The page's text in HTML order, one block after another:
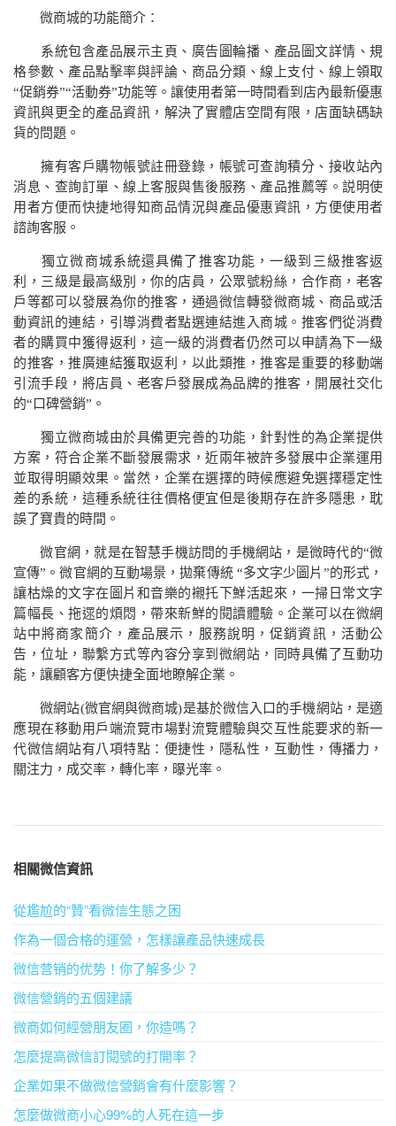
微商城的功能簡介：
系統包含產品展示主頁、廣告圖輪播、產品圖文詳情、規
格參數、產品點擊率與評論、商品分類、線上支付、線上領取
“促銷券”“活動券”功能等。讓使用者第一時間看到店內最新優惠
資訊與更全的產品資訊，解決了實體店空間有限，店面缺碼缺
貨的問題。
擁有客戶購物帳號註冊登錄，帳號可查詢積分、接收站內
消息、查詢訂單、線上客服與售後服務、產品推薦等。説明使
用者方便而快捷地得知商品情況與產品優惠資訊，方便使用者
諮詢客服。
獨立微商城系統還具備了推客功能，一級到三級推客返
利，三級是最高級別，你的店員，公眾號粉絲，合作商，老客
戶等都可以發展為你的推客，通過微信轉發微商城、商品或活
動資訊的連結，引導消費者點選連結進入商城。推客們從消費
者的購買中獲得返利，這一級的消費者仍然可以申請為下一級
的推客，推廣連結獲取返利，以此類推，推客是重要的移動端
引流手段，將店員、老客戶發展成為品牌的推客，開展社交化
的“口碑營銷”。
獨立微商城由於具備更完善的功能，針對性的為企業提供
方案，符合企業不斷發展需求，近兩年被許多發展中企業運用
並取得明顯效果。當然，企業在選擇的時候應避免選擇穩定性
差的系統，這種系統往往價格便宜但是後期存在許多隱患，耽
誤了寶貴的時間。
微官網，就是在智慧手機訪問的手機網站，是微時代的“微
宣傳”。微官網的互動場景，拋棄傳統 “多文字少圖片”的形式，
讓枯燥的文字在圖片和音樂的襯托下鮮活起來，一掃日常文字
篇幅長、拖遝的煩悶，帶來新鮮的閱讀體驗。企業可以在微網
站中將商家簡介，產品展示，服務說明，促銷資訊，活動公
告，位址，聯繫方式等內容分享到微網站，同時具備了互動功
能，讓顧客方便快捷全面地瞭解企業。
微網站(微官網與微商城)是基於微信入口的手機網站，是適
應現在移動用戶端流覽市場對流覽體驗與交互性能要求的新一
代微信網站有八項特點：便捷性，隱私性，互動性，傳播力，
關注力，成交率，轉化率，曝光率。
相關微信資訊
從尷尬的“贊”看微信生態之困
作為一個合格的運營，怎樣讓產品快速成長
微信营销的优势！你了解多少？
微信營銷的五個建議
微商如何經營朋友圈，你造嗎？
怎麼提高微信訂閱號的打開率？
企業如果不做微信營銷會有什麼影響？
怎麼做微商小心99%的人死在這一步